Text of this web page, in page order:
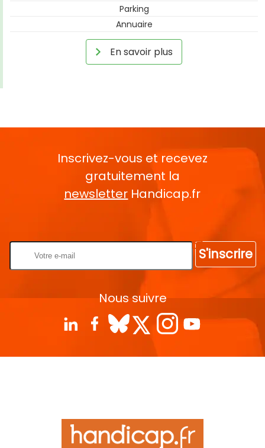
Parking
Annuaire
En savoir plus
Inscrivez-vous et recevez
gratuitement la
newsletter Handicap.fr
S'inscrire
Nous suivre